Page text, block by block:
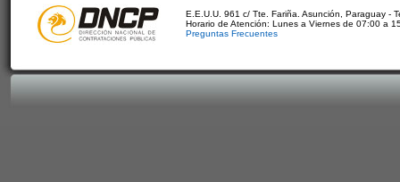
E.E.U.U. 961 c/ Tte. Fariña. Asunción, Paraguay -
Horario de Atención: Lunes a Viernes de 07:00 a
Preguntas Frecuentes